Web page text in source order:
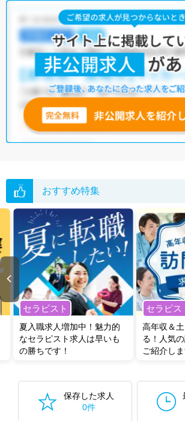
美濃市の理学療法士求人では以下のような条件が人
積極採用中・残業少なめ ・ 託児所・育児補助
員)・介護福祉施設
他の条件でも人気の求人がございますので、「こ
いただくか、お気軽にお問い合わせください。
全国の理学療法士求人から検索いただくことも可
無料転職支援サービス
にお申し込みいただくと、
グした上で求人をご提案いたします。
ご希望条件がまだ定まっていない方は人気の希望
い。
おすすめ特集
セラピスト
夏入職求人増加中！魅力的
なセラピスト求人は早いも
の勝ちです！
セラピス
高年収＆
る！人気
ご紹介しま
保存した求人
0件